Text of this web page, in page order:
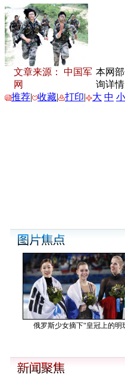
文章来源： 中国军
网
本网
询详情
推荐| 收藏| 打印| 大 中 小